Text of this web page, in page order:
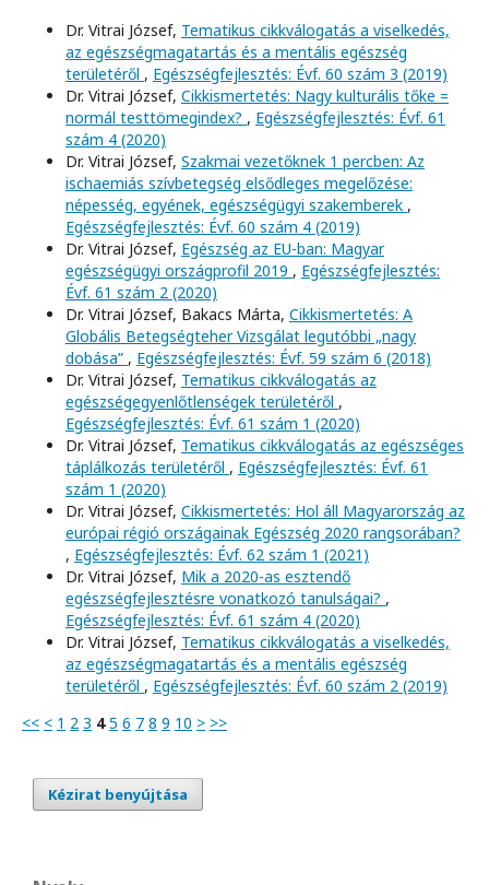
Dr. Vitrai József, Tematikus cikkválogatás a viselkedés,
az egészségmagatartás és a mentális egészség
területéről , Egészségfejlesztés: Évf. 60 szám 3 (2019)
Dr. Vitrai József, Cikkismertetés: Nagy kulturális tőke =
normál testtömegindex? , Egészségfejlesztés: Évf. 61
szám 4 (2020)
Dr. Vitrai József, Szakmai vezetőknek 1 percben: Az
ischaemiás szívbetegség elsődleges megelőzése:
népesség, egyének, egészségügyi szakemberek ,
Egészségfejlesztés: Évf. 60 szám 4 (2019)
Dr. Vitrai József, Egészség az EU-ban: Magyar
egészségügyi országprofil 2019 , Egészségfejlesztés:
Évf. 61 szám 2 (2020)
Dr. Vitrai József, Bakacs Márta, Cikkismertetés: A
Globális Betegségteher Vizsgálat legutóbbi „nagy
dobása” , Egészségfejlesztés: Évf. 59 szám 6 (2018)
Dr. Vitrai József, Tematikus cikkválogatás az
egészségegyenlőtlenségek területéről ,
Egészségfejlesztés: Évf. 61 szám 1 (2020)
Dr. Vitrai József, Tematikus cikkválogatás az egészséges
táplálkozás területéről , Egészségfejlesztés: Évf. 61
szám 1 (2020)
Dr. Vitrai József, Cikkismertetés: Hol áll Magyarország az
európai régió országainak Egészség 2020 rangsorában?
, Egészségfejlesztés: Évf. 62 szám 1 (2021)
Dr. Vitrai József, Mik a 2020-as esztendő
egészségfejlesztésre vonatkozó tanulságai? ,
Egészségfejlesztés: Évf. 61 szám 4 (2020)
Dr. Vitrai József, Tematikus cikkválogatás a viselkedés,
az egészségmagatartás és a mentális egészség
területéről , Egészségfejlesztés: Évf. 60 szám 2 (2019)
<< < 1 2 3 4 5 6 7 8 9 10 > >>
Kézirat benyújtása